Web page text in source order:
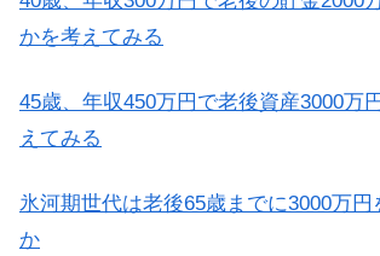
かを考えてみる
45歳、年収450万円で老後資産3000万
えてみる
氷河期世代は老後65歳までに3000万
か